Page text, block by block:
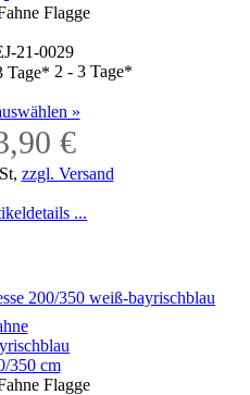
Flagge
21-0029
2 - 3 Tage*
»
€
zzgl. Versand
...
350 cm
Flagge